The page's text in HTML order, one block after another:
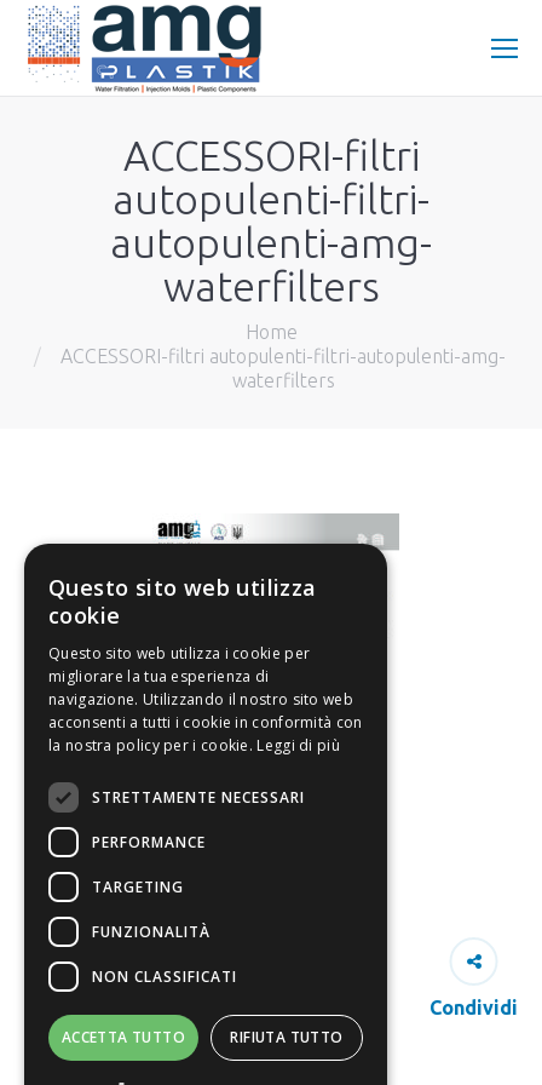
ACCESSORI-filtri
autopulenti-filtri-
autopulenti-amg-
waterfilters
Home
ACCESSORI-filtri autopulenti-filtri-autopulenti-amg-
waterfilters
Condividi
Questo sito web utilizza
cookie
Questo sito web utilizza i cookie per
migliorare la tua esperienza di
navigazione. Utilizzando il nostro sito web
acconsenti a tutti i cookie in conformità con
la nostra policy per i cookie. Leggi di più
STRETTAMENTE NECESSARI
PERFORMANCE
TARGETING
FUNZIONALITÀ
NON CLASSIFICATI
ACCETTA TUTTO RIFIUTA TUTTO